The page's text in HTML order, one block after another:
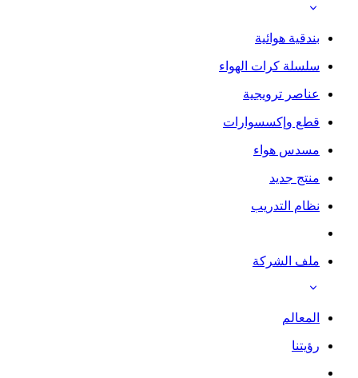
بندقية هوائية
سلسلة كرات الهواء
عناصر ترويجية
قطع وإكسسوارات
مسدس هواء
منتج جديد
نظام التدريب
ملف الشركة
المعالم
رؤيتنا